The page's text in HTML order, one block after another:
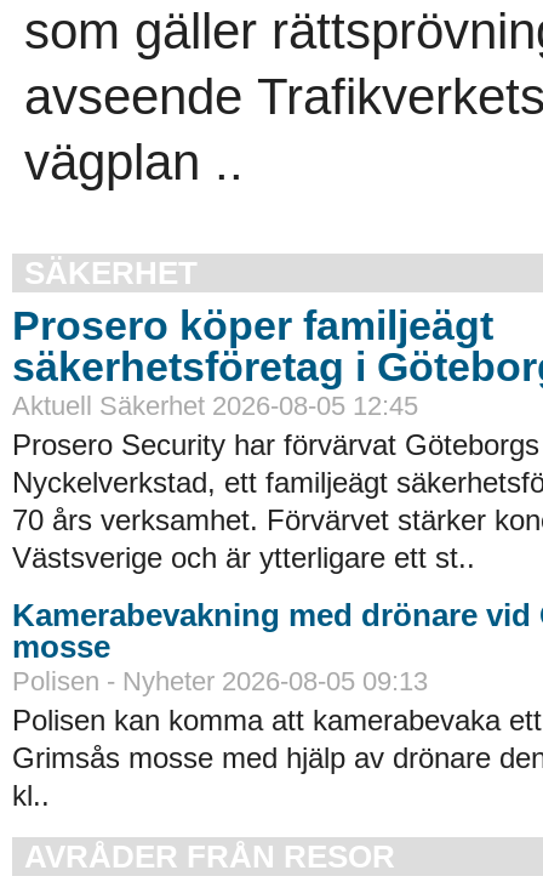
som gäller
avseende
vägplan ..
SÄKERHET
Prosero köper familjeägt
säkerhetsföretag i
Aktuell Säkerhet 2026-08-05 12:45
Prosero Security har förvärvat
Nyckelverkstad, ett familjeägt
70 års verksamhet. Förvärvet stärker
Västsverige och är ytterligare ett st..
Kamerabevakning med drönare vid
mosse
Polisen - Nyheter 2026-08-05 09:13
Polisen kan komma att kamerabevaka
Grimsås mosse med hjälp av drönare
kl..
AVRÅDER FRÅN RESOR